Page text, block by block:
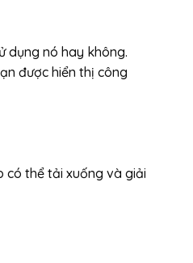
dụng nó hay không.
được hiển thị công
có thể tải xuống và giải